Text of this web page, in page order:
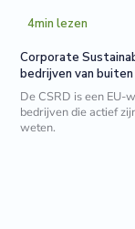
4min lezen
Corporate
bedrijven van buiten
De CSRD is een
bedrijven die actief
weten.